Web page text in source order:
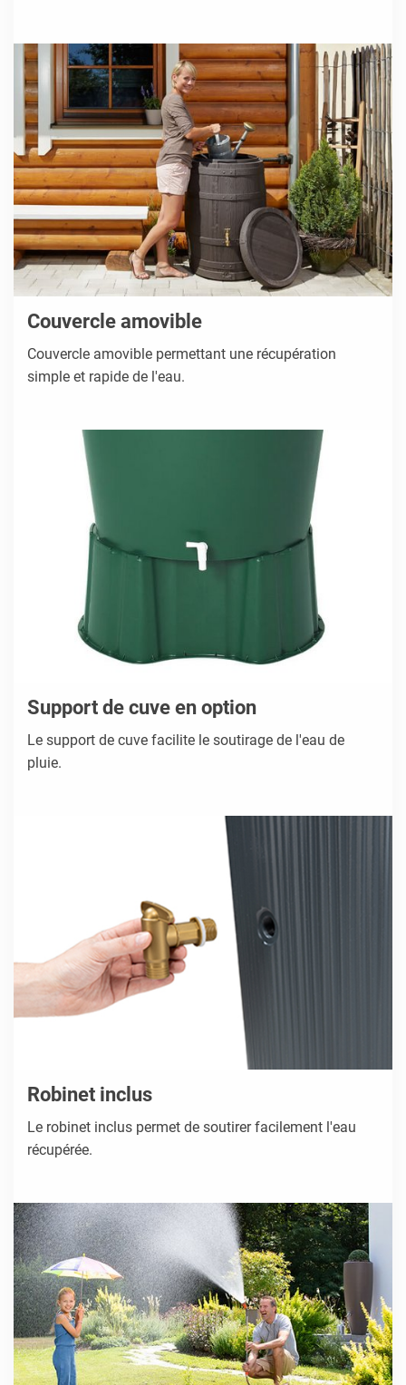
Couvercle amovible
Couvercle amovible permettant une récupération
simple et rapide de l'eau.
Support de cuve en option
Le support de cuve facilite le soutirage de l'eau de
pluie.
Robinet inclus
Le robinet inclus permet de soutirer facilement l'eau
récupérée.